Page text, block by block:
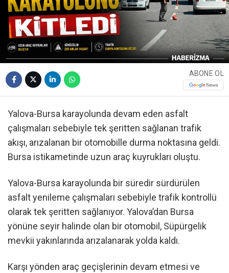
ABONE OL
Yalova-Bursa karayolunda devam eden asfalt
çalışmaları sebebiyle tek şeritten sağlanan trafik
akışı, arızalanan bir otomobille durma noktasına geldi.
Bursa istikametinde uzun araç kuyrukları oluştu.
Yalova-Bursa karayolunda bir süredir sürdürülen
asfalt yenileme çalışmaları sebebiyle trafik kontrollü
olarak tek şeritten sağlanıyor. Yalova’dan Bursa
yönüne seyir halinde olan bir otomobil, Süpürgelik
mevkii yakınlarında arızalanarak yolda kaldı.
Karşı yönden araç geçişlerinin devam etmesi ve